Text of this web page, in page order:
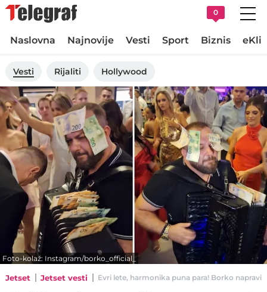
0
Naslovna Najnovije Vesti Sport Biznis
Vesti Rijaliti Hollywood
Foto-kolaž: Instagram/borko_official_
Jetset Jetset vesti Evri lete, harmonika puna para! Borko